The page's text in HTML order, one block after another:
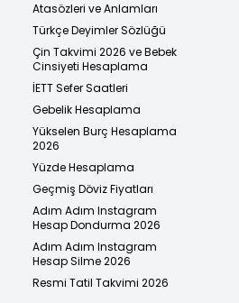
Atasözleri ve Anlamları
Türkçe Deyimler Sözlüğü
Çin Takvimi 2026 ve Bebek
Cinsiyeti Hesaplama
İETT Sefer Saatleri
Gebelik Hesaplama
Yükselen Burç Hesaplama
2026
Yüzde Hesaplama
Geçmiş Döviz Fiyatları
Adım Adım Instagram
Hesap Dondurma 2026
Adım Adım Instagram
Hesap Silme 2026
Resmi Tatil Takvimi 2026